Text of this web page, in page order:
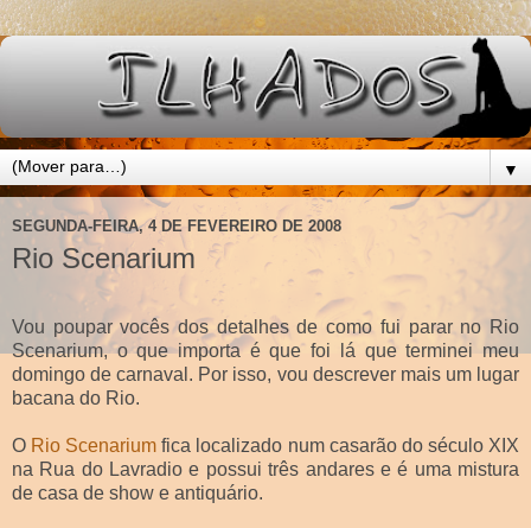
▼
SEGUNDA-FEIRA, 4 DE FEVEREIRO DE 2008
Rio Scenarium
Vou poupar vocês dos detalhes de como fui parar no Rio
Scenarium, o que importa é que foi lá que terminei meu
domingo de carnaval. Por isso, vou descrever mais um lugar
bacana do Rio.
O Rio Scenarium fica localizado num casarão do século XIX
na Rua do Lavradio e possui três andares e é uma mistura
de casa de show e antiquário.